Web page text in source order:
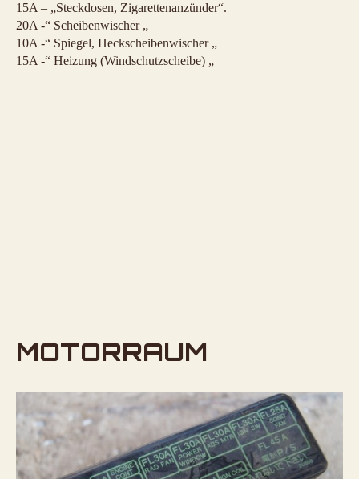
15A – „Steckdosen, Zigarettenanzünder“.
20A -“ Scheibenwischer „
10A -“ Spiegel, Heckscheibenwischer „
15A -“ Heizung (Windschutzscheibe) „
MOTORRAUM